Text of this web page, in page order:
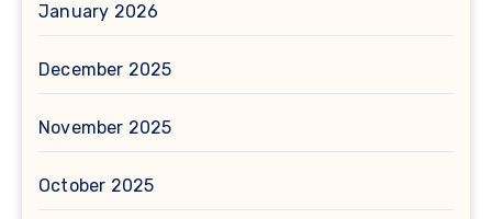
January 2026
December 2025
November 2025
October 2025